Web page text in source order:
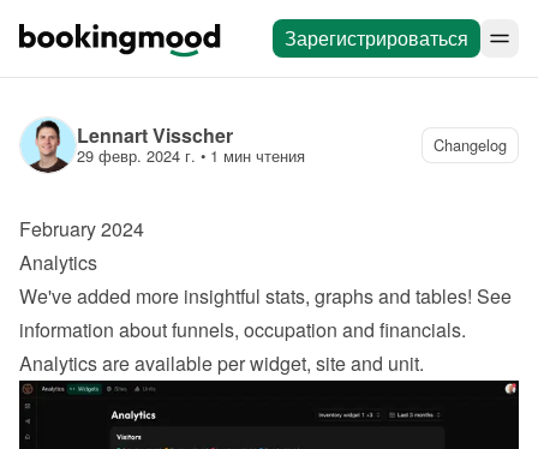
Зарегистрироваться
Lennart Visscher
29 февр. 2024 г. • 1 мин чтения Changelog
February 2024
Analytics
We've added more insightful stats, graphs and tables! See
information about funnels, occupation and financials.
Analytics are available per widget, site and unit.